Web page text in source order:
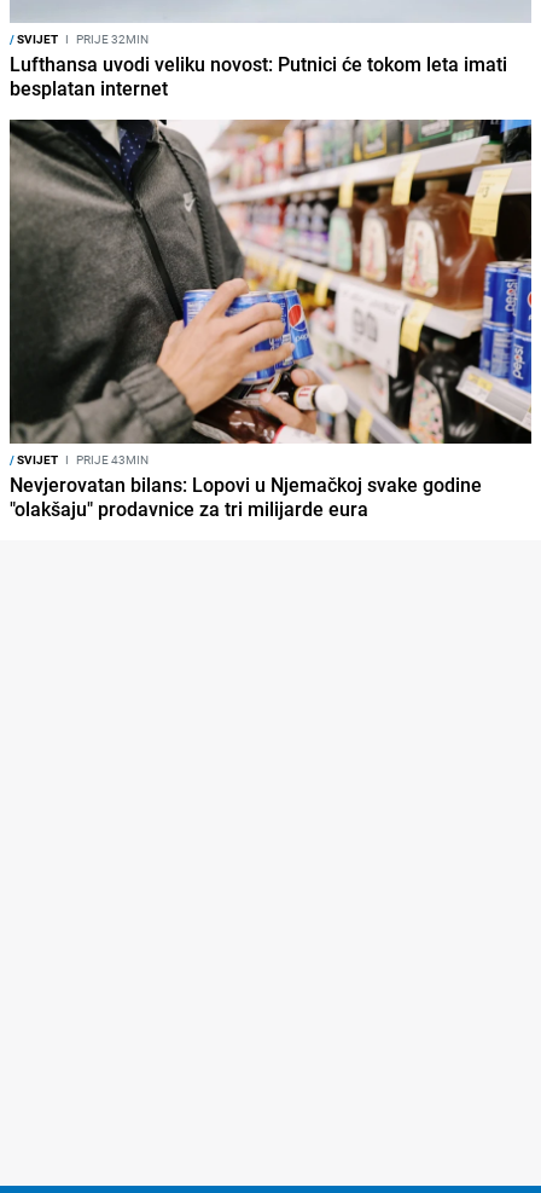
/SVIJET I PRIJE 32MIN
Lufthansa uvodi veliku novost: Putnici će tokom leta imati
besplatan internet
/SVIJET I PRIJE 43MIN
Nevjerovatan bilans: Lopovi u Njemačkoj svake godine
"olakšaju" prodavnice za tri milijarde eura